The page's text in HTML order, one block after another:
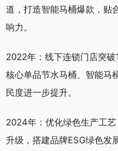
道，打造智能马桶爆款，贴
响力。
2022年：线下连锁门店突
核心单品节水马桶、智能马
民度进一步提升。
2024年：优化绿色生产工
升级，搭建品牌ESG绿色发